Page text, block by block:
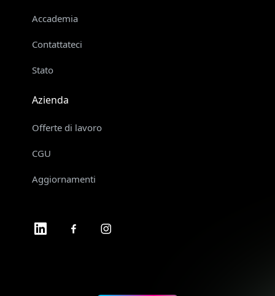
Accademia
Contattateci
Stato
Azienda
Offerte di lavoro
CGU
Aggiornamenti